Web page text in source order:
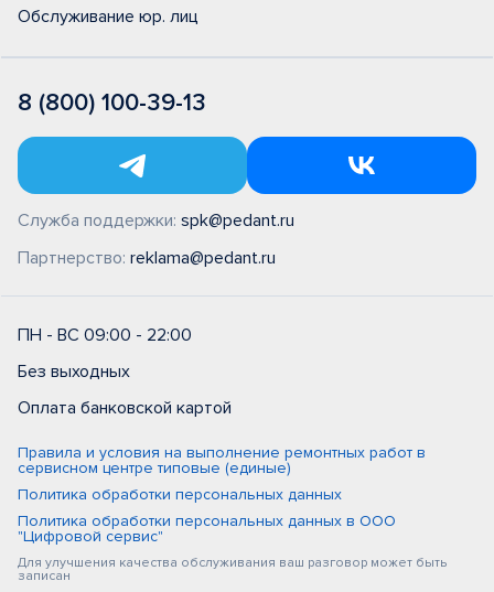
Обслуживание юр. лиц
8 (800) 100-39-13
Служба поддержки: spk@pedant.ru
Партнерство: reklama@pedant.ru
ПН - ВС 09:00 - 22:00
Без выходных
Оплата банковской картой
Правила и условия на выполнение ремонтных работ в
сервисном центре типовые (единые)
Политика обработки персональных данных
Политика обработки персональных данных в ООО
"Цифровой сервис"
Для улучшения качества обслуживания ваш разговор может быть
записан